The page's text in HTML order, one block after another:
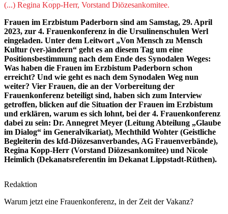
(...) Regina Kopp-Herr, Vorstand Diözesankomitee.
Frauen im Erzbistum Paderborn sind am Samstag, 29. April
2023, zur 4. Frauenkonferenz in die Ursulinenschulen Werl
eingeladen. Unter dem Leitwort „Von Mensch zu Mensch
Kultur (ver-)ändern“ geht es an diesem Tag um eine
Positionsbestimmung nach dem Ende des Synodalen Weges:
Was haben die Frauen im Erzbistum Paderborn schon
erreicht? Und wie geht es nach dem Synodalen Weg nun
weiter? Vier Frauen, die an der Vorbereitung der
Frauenkonferenz beteiligt sind, haben sich zum Interview
getroffen, blicken auf die Situation der Frauen im Erzbistum
und erklären, warum es sich lohnt, bei der 4. Frauenkonferenz
dabei zu sein: Dr. Annegret Meyer (Leitung Abteilung „Glaube
im Dialog“ im Generalvikariat), Mechthild Wohter (Geistliche
Begleiterin des kfd-Diözesanverbandes, AG Frauenverbände),
Regina Kopp-Herr (Vorstand Diözesankomitee) und Nicole
Heimlich (Dekanatsreferentin im Dekanat Lippstadt-Rüthen).
Redaktion
Warum jetzt eine Frauenkonferenz, in der Zeit der Vakanz?